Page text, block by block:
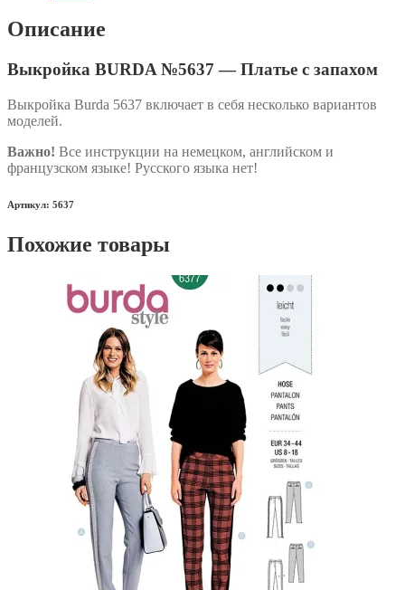
Описание
Выкройка BURDA №5637 — Платье с запахом
Выкройка Burda 5637 включает в себя несколько вариантов
моделей.
Важно! Все инструкции на немецком, английском и
французском языке! Русского языка нет!
Артикул: 5637
Похожие товары